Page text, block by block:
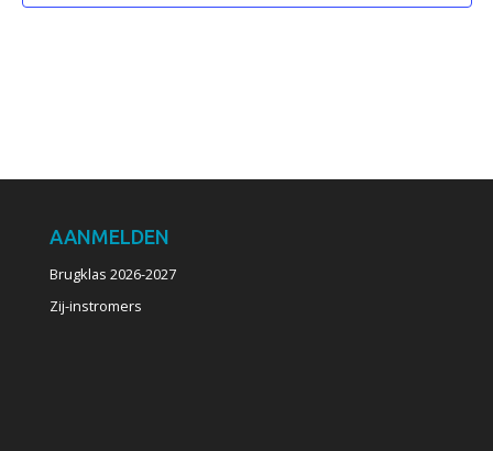
AANMELDEN
Brugklas 2026-2027
Zij-instromers